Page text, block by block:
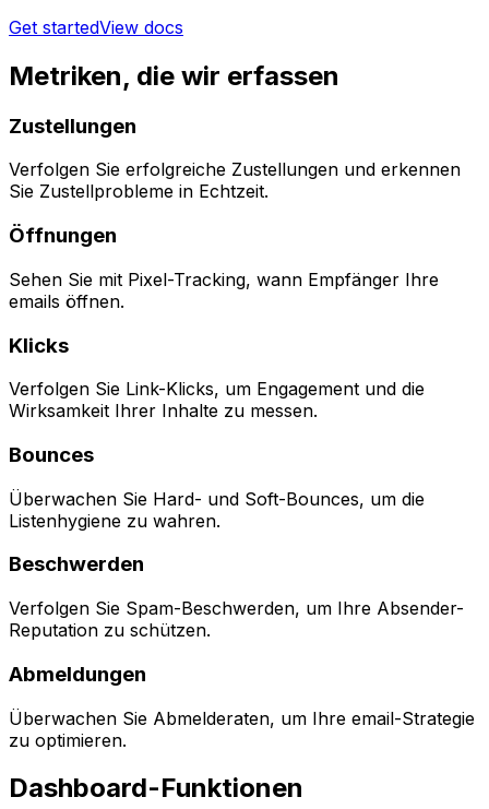
Get startedView docs
Metriken, die wir erfassen
Zustellungen
Verfolgen Sie erfolgreiche Zustellungen und erkennen
Sie Zustellprobleme in Echtzeit.
Öffnungen
Sehen Sie mit Pixel-Tracking, wann Empfänger Ihre
emails öffnen.
Klicks
Verfolgen Sie Link-Klicks, um Engagement und die
Wirksamkeit Ihrer Inhalte zu messen.
Bounces
Überwachen Sie Hard- und Soft-Bounces, um die
Listenhygiene zu wahren.
Beschwerden
Verfolgen Sie Spam-Beschwerden, um Ihre Absender-
Reputation zu schützen.
Abmeldungen
Überwachen Sie Abmelderaten, um Ihre email-Strategie
zu optimieren.
Dashboard-Funktionen